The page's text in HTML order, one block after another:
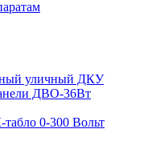
уличный ДКУ
ДВО-36Вт
0-300 Вольт